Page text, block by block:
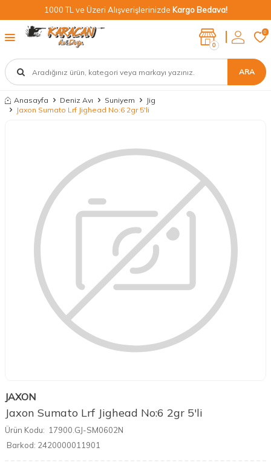
1000 TL ve Üzeri Alışverişlerinizde Kargo Bedava!
ARA
0
0
Anasayfa Deniz Avı Suniyem
Jig
Jaxon Sumato Lrf Jighead No:6 2gr 5'li
JAXON
Jaxon Sumato Lrf Jighead No:6 2gr 5'li
Ürün Kodu: 17900.GJ-SM0602N
Barkod: 2420000011901